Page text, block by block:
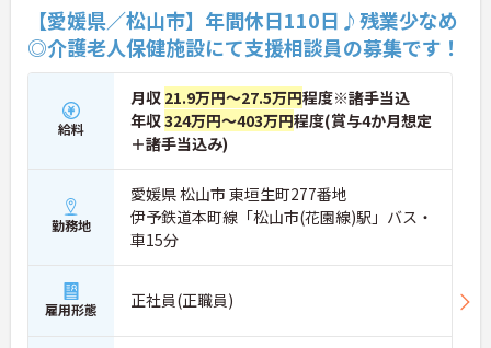
★おすすめPOINT★
・生活支援員からスタートし、サービス管理責任者
やエリアマネージャーへと続く明確なステップアッ
プの道筋が用意されています。急成長中の企業であ
るためポストも豊富にあり、専門性を高めながらマ
ネジメント職への挑戦も視野に入れていただけま
す。
・年間休日114日、残業月平均10時間程度という就
業環境に加え、産前産後休暇や育児休暇制度がしっ
かりと整備されています。オンとオフの切り替えを
明確にし、心身ともに充実した状態で長くご活躍い
ただけます。
・グループホーム一棟あたりの入居者様20名定員を
常時2～4名のスタッフで支援、国基準を上回る人員
配置や夜間複数名体制が敷かれているため、業務に
追われることなくご利用者様のペースに合わせたサ
【愛媛県／松山市】年間休日110日♪残業少なめ
◎介護老人保健施設にて支援相談員の募集です！
給料
月収 21.9万円～27.5万円程度※諸手当込
年収324万円～403万円程度(賞与4か月想定
＋諸手当込み)
勤務地
愛媛県 松山市 東垣生町277番地
伊予鉄道本町線「松山市(花園線)駅」バス・
車15分
雇用形態 正社員(正職員)